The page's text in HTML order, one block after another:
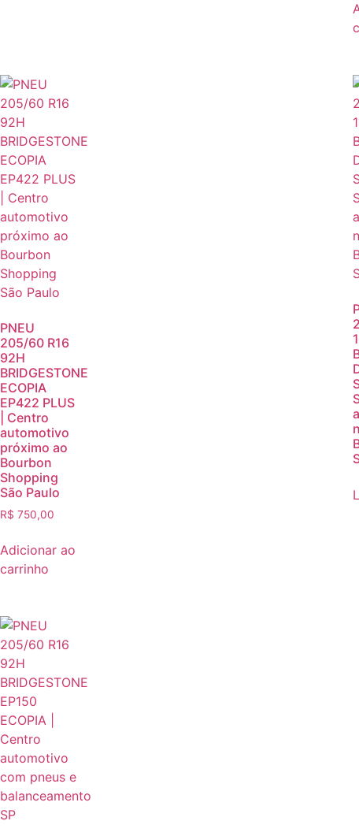
PNEU
205/60 R16
92H
BRIDGESTONE
ECOPIA
EP422 PLUS
| Centro
automotivo
próximo ao
Bourbon
Shopping
São Paulo
R$ 750,00
Adicionar ao
carrinho